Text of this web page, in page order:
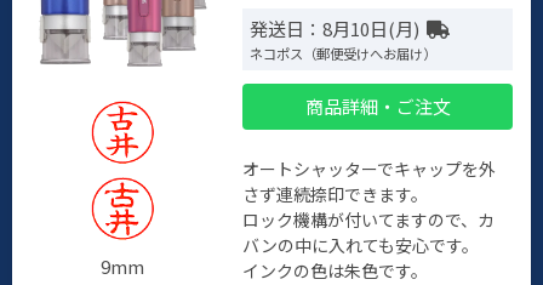
9mm
発送日：8月10日(月)
ネコポス（郵便受けへお届け）
商品詳細・ご注文
オートシャッターでキャップを外
さず連続捺印できます。
ロック機構が付いてますので、カ
バンの中に入れても安心です。
インクの色は朱色です。